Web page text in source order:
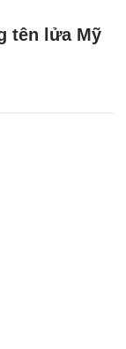
tên lửa Mỹ